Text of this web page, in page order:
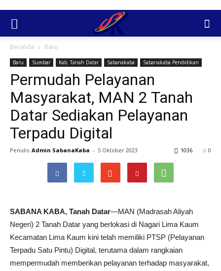
Beranda Baru
Baru Sumbar Kab. Tanah Datar Sabanakaba Sabanakaba Pendidikan
Permudah Pelayanan
Masyarakat, MAN 2 Tanah
Datar Sediakan Pelayanan
Terpadu Digital
Penulis Admin SabanaKaba - 5 Oktober 2023 0
1036
SABANA KABA, Tanah Datar—MAN (Madrasah Aliyah
Negeri) 2 Tanah Datar yang berlokasi di Nagari Lima Kaum
Kecamatan Lima Kaum kini telah memiliki PTSP (Pelayanan
Terpadu Satu Pintu) Digital, terutama dalam rangkaian
mempermudah memberikan pelayanan terhadap masyarakat,